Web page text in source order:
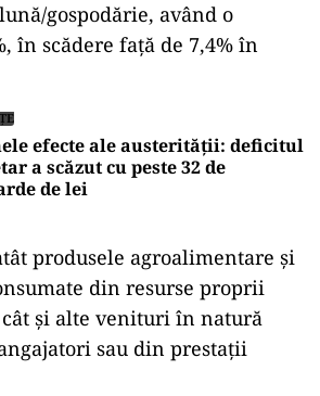
gospodărie, având o
în scădere față de 7,4% în
efecte ale austerității: deficitul
a scăzut cu peste 32 de
de lei
produsele agroalimentare și
din resurse proprii
și alte venituri în natură
sau din prestații